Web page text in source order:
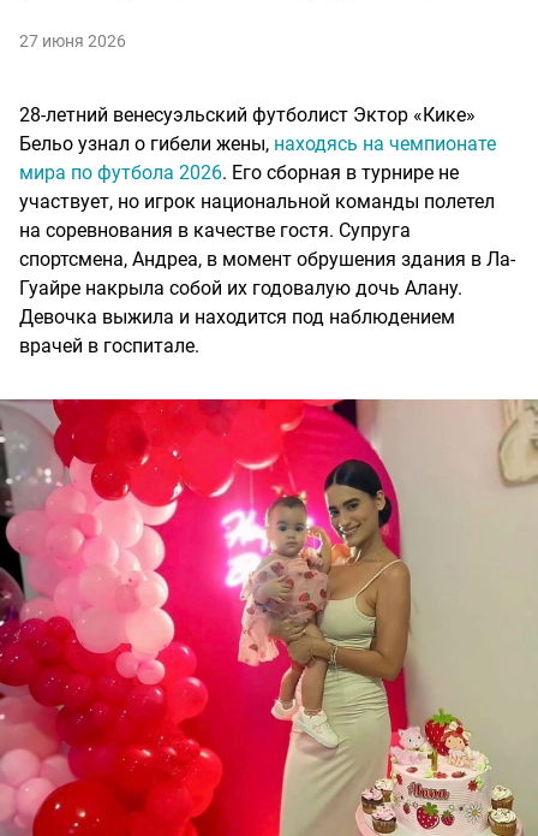
27 июня 2026
28-летний венесуэльский футболист Эктор «Кике»
Бельо узнал о гибели жены, находясь на чемпионате
мира по футбола 2026. Его сборная в турнире не
участвует, но игрок национальной команды полетел
на соревнования в качестве гостя. Супруга
спортсмена, Андреа, в момент обрушения здания в Ла-
Гуайре накрыла собой их годовалую дочь Алану.
Девочка выжила и находится под наблюдением
врачей в госпитале.